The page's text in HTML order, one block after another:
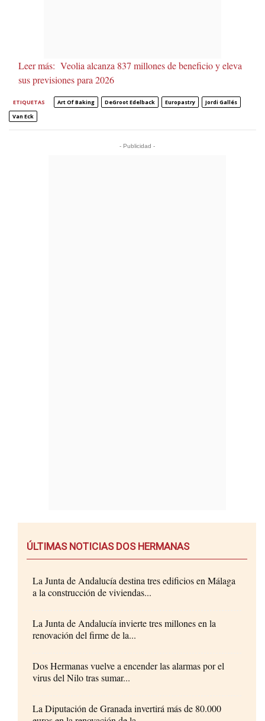
Leer más: Veolia alcanza 837 millones de beneficio y eleva
sus previsiones para 2026
ETIQUETAS Art Of Baking DeGroot Edelback Europastry
Jordi Gallés
Van Eck
- Publicidad -
ÚLTIMAS NOTICIAS DOS HERMANAS
La Junta de Andalucía destina tres edificios en Málaga
a la construcción de viviendas...
La Junta de Andalucía invierte tres millones en la
renovación del firme de la...
Dos Hermanas vuelve a encender las alarmas por el
virus del Nilo tras sumar...
La Diputación de Granada invertirá más de 80.000